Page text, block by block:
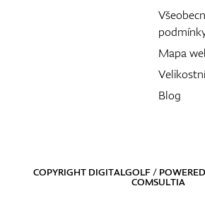
Mapa
Blog
COPYRIGHT DIGITALGOLF /
COMSULTIA